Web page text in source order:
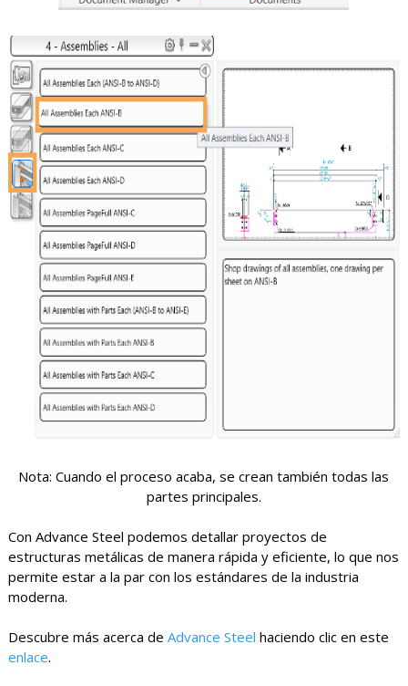
Nota: Cuando el proceso acaba, se crean también todas las
partes principales.
Con Advance Steel podemos detallar proyectos de
estructuras metálicas de manera rápida y eficiente, lo que nos
permite estar a la par con los estándares de la industria
moderna.
Descubre más acerca de Advance Steel haciendo clic en este
enlace.